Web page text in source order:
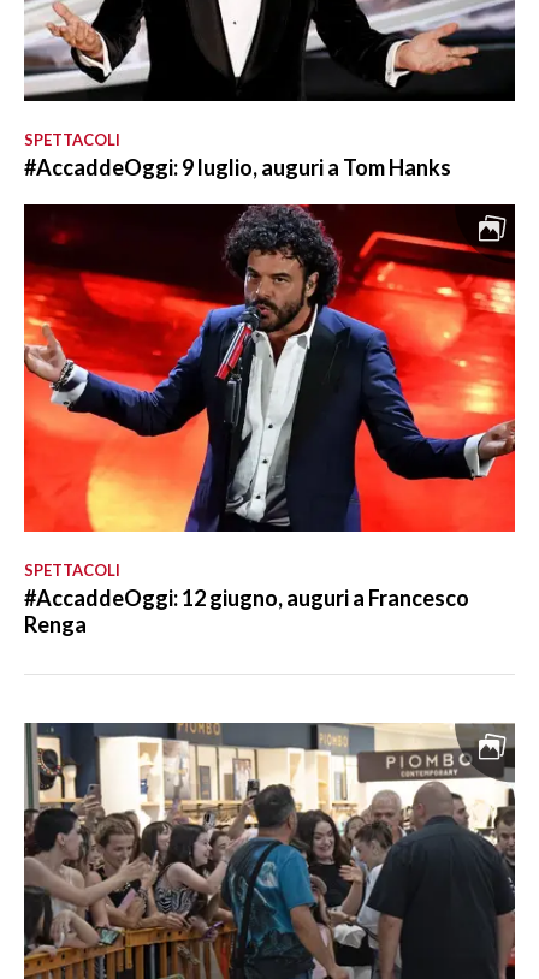
SPETTACOLI
#AccaddeOggi: 9 luglio, auguri a Tom Hanks
SPETTACOLI
#AccaddeOggi: 12 giugno, auguri a Francesco
Renga